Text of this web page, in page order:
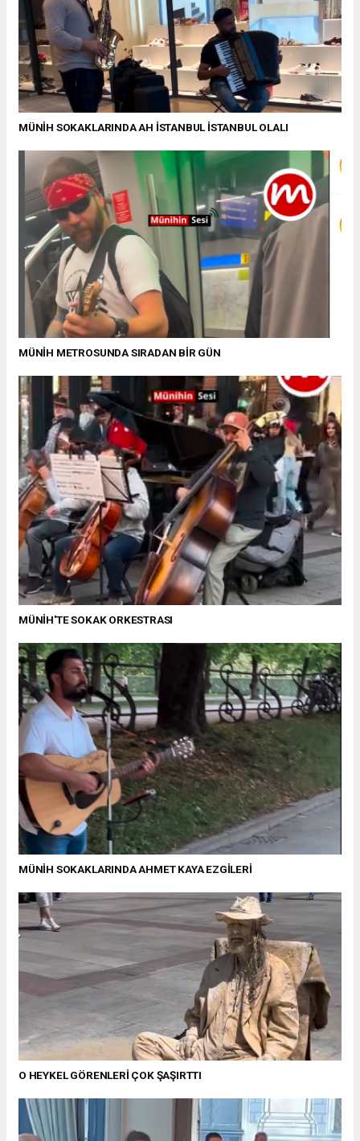
MÜNİH SOKAKLARINDA AH İSTANBUL İSTANBUL OLALI
MÜNİH METROSUNDA SIRADAN BİR GÜN
MÜNİH'TE SOKAK ORKESTRASI
MÜNİH SOKAKLARINDA AHMET KAYA EZGİLERİ
O HEYKEL GÖRENLERİ ÇOK ŞAŞIRTTI